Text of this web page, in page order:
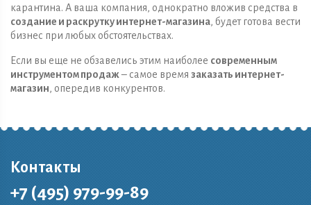
карантина. А ваша компания, однократно вложив средства в
создание и раскрутку интернет-магазина, будет готова вести
бизнес при любых обстоятельствах.
Если вы еще не обзавелись этим наиболее современным
инструментом продаж– самое время заказать интернет-
магазин, опередив конкурентов.
Контакты
+7 (495) 979-99-89